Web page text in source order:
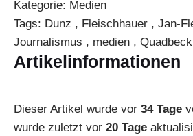
Kategorie: Medien
Tags: Dunz , Fleischhauer , Jan-
Journalismus , medien , Quadbeck
Artikelinformationen
Dieser Artikel wurde vor 34 Tage
wurde zuletzt vor 20 Tage